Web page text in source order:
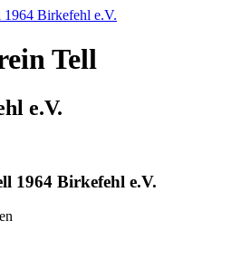
Tell
e.V.
1964 Birkefehl e.V.